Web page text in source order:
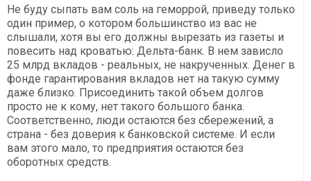
Не буду сыпать вам соль на геморрой, приведу только
один пример, о котором большинство из вас не
слышали, хотя вы его должны вырезать из газеты и
повесить над кроватью: Дельта-банк. В нем зависло
25 млрд вкладов - реальных, не накрученных. Денег в
фонде гарантирования вкладов нет на такую сумму
даже близко. Присоединить такой объем долгов
просто не к кому, нет такого большого банка.
Соответственно, люди остаются без сбережений, а
страна - без доверия к банковской системе. И если
вам этого мало, то предприятия остаются без
оборотных средств.